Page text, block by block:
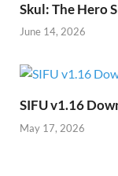
Skul: The Hero
June 14, 2026
SIFU v1.16
May 17, 2026